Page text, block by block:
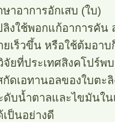
าอาการอักเสบ (ใบ)
ลิงใช้พอกแก้อาการคัน
ยเร็วขึ้น หรือใช้ต้มอาบ
จัยที่ประเทศสิงคโปร์พ
กัดเอทานอลของใบตะ
ดับน้ำตาลและไขมันใน
ป็นอย่างดี